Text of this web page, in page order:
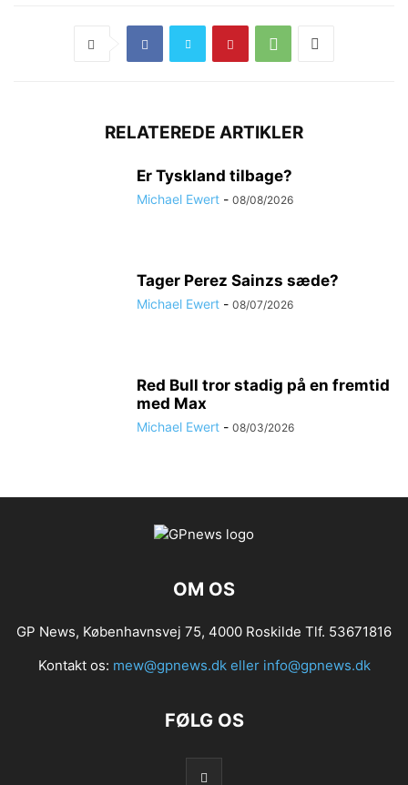
RELATEREDE ARTIKLER
Er Tyskland tilbage?
Michael Ewert - 08/08/2026
Tager Perez Sainzs sæde?
Michael Ewert - 08/07/2026
Red Bull tror stadig på en fremtid
med Max
Michael Ewert - 08/03/2026
OM OS
GP News, Københavnsvej 75, 4000 Roskilde Tlf. 53671816
Kontakt os: mew@gpnews.dk eller info@gpnews.dk
FØLG OS